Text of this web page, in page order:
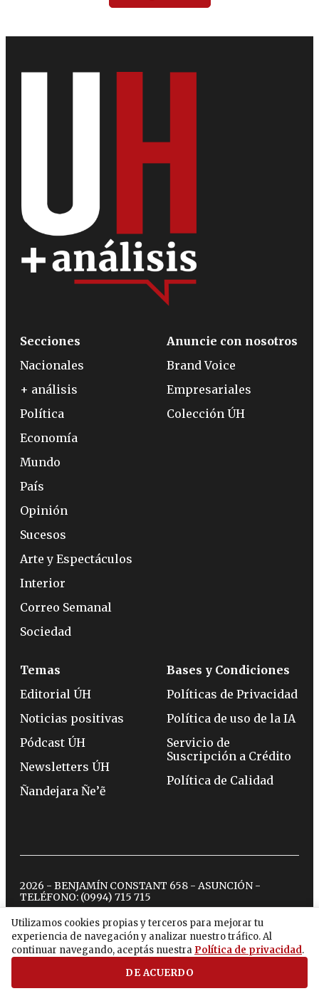
Utilizamos cookies propias y terceros para mejorar tu
experiencia de navegación y analizar nuestro tráfico. Al
continuar navegando, aceptás nuestra Política de privacidad.
DE ACUERDO
Secciones
Nacionales
+ análisis
Política
Economía
Mundo
País
Opinión
Sucesos
Arte y Espectáculos
Interior
Correo Semanal
Sociedad
Anuncie con nosotros
Brand Voice
Empresariales
Colección ÚH
Temas
Editorial ÚH
Noticias positivas
Pódcast ÚH
Newsletters ÚH
Ñandejara Ñe’ẽ
Bases y Condiciones
Políticas de Privacidad
Política de uso de la IA
Servicio de
Suscripción a Crédito
Política de Calidad
2026 - BENJAMÍN CONSTANT 658 - ASUNCIÓN -
TELÉFONO: (0994) 715 715
twitterinstagram
facebook
tiktokyoutubespotify